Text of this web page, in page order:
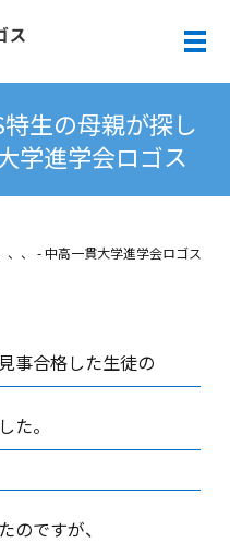
メ
生の母親が探し
学進学会ロゴス
、 - 中高一貫大学進学会ロゴス
事合格した生徒の
た。
のですが、